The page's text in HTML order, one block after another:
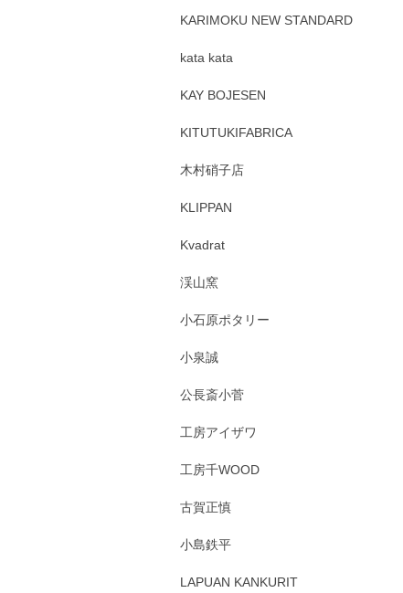
KARIMOKU NEW STANDARD
kata kata
KAY BOJESEN
KITUTUKIFABRICA
木村硝子店
KLIPPAN
Kvadrat
渓山窯
小石原ポタリー
小泉誠
公長斎小菅
工房アイザワ
工房千WOOD
古賀正慎
小島鉄平
LAPUAN KANKURIT